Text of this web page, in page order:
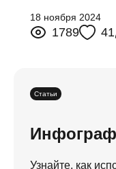
18 ноября 2024
1789 41
Статьи
Узнайте, как